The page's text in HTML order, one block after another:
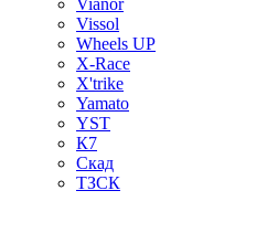
Vianor
Vissol
Wheels UP
X-Race
X'trike
Yamato
YST
К7
Скад
ТЗСК